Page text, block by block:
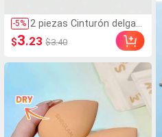
-5% 2 piezas Cinturón delgad
o minimalista casual par
a mujer con hebilla de ag
uero PU para jeans, falda
s, pantalones, todas las
estaciones, otoño, Hallo
ween, lujo silencioso
$3.23 $3.40